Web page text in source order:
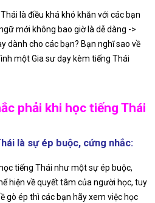
là điều khá khó khăn với các bạn
mới không bao giờ là dễ dàng ->
dành cho các bạn? Bạn nghĩ sao về
một Gia sư dạy kèm tiếng Thái
phải khi học tiếng Thái
là sự ép buộc, cứng nhắc:
tiếng Thái như một sự ép buộc,
hiện về quyết tâm của người học, tuy
gò ép thì các bạn hãy xem việc học